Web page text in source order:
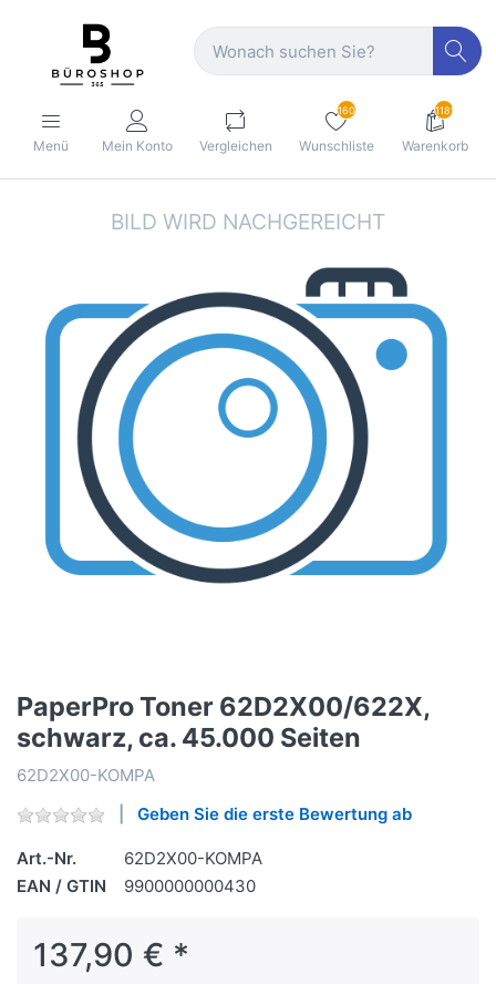
Menü Mein Konto Vergleichen
160
Wunschliste
1189
Warenkorb
PaperPro Toner 62D2X00/622X,
schwarz, ca. 45.000 Seiten
62D2X00-KOMPA
Geben Sie die erste Bewertung ab
Art.-Nr.
62D2X00-KOMPA
EAN / GTIN
9900000000430
137,90 € *